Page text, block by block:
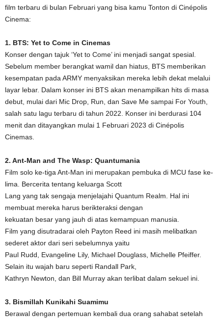
film terbaru di bulan Februari yang bisa kamu Tonton di Cinépolis
Cinema:
1. BTS: Yet to Come in Cinemas
Konser dengan tajuk ‘Yet to Come’ ini menjadi sangat spesial.
Sebelum member berangkat wamil dan hiatus, BTS memberikan
kesempatan pada ARMY menyaksikan mereka lebih dekat melalui
layar lebar. Dalam konser ini BTS akan menampilkan hits di masa
debut, mulai dari Mic Drop, Run, dan Save Me sampai For Youth,
salah satu lagu terbaru di tahun 2022. Konser ini berdurasi 104
menit dan ditayangkan mulai 1 Februari 2023 di Cinépolis
Cinemas.
2. Ant-Man and The Wasp: Quantumania
Film solo ke-tiga Ant-Man ini merupakan pembuka di MCU fase ke-
lima. Bercerita tentang keluarga Scott
Lang yang tak sengaja menjelajahi Quantum Realm. Hal ini
membuat mereka harus berikteraksi dengan
kekuatan besar yang jauh di atas kemampuan manusia.
Film yang disutradarai oleh Payton Reed ini masih melibatkan
sederet aktor dari seri sebelumnya yaitu
Paul Rudd, Evangeline Lily, Michael Douglass, Michelle Pfeiffer.
Selain itu wajah baru seperti Randall Park,
Kathryn Newton, dan Bill Murray akan terlibat dalam sekuel ini.
3. Bismillah Kunikahi Suamimu
Berawal dengan pertemuan kembali dua orang sahabat setelah